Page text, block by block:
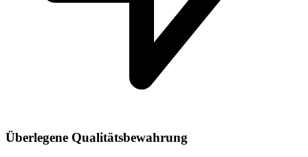
Überlegene Qualitätsbewahrung